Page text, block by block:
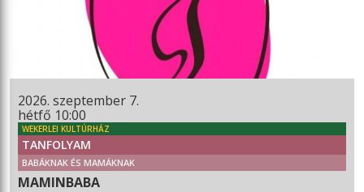
2026. szeptember 7.
hétfő 10:00
WEKERLEI KULTÚRHÁZ
TANFOLYAM
BABÁKNAK ÉS MAMÁKNAK
MAMINBABA